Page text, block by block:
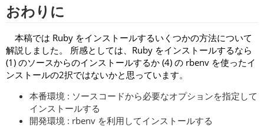
おわりに
本稿では Ruby をインストールするいくつかの方法について
解説しました。 所感としては、Ruby をインストールするなら
(1) のソースからのインストールするか (4) の rbenv を使ったイ
ンストールの2択ではないかと思っています。
本番環境 : ソースコードから必要なオプションを指定して
インストールする
開発環境 : rbenv を利用してインストールする